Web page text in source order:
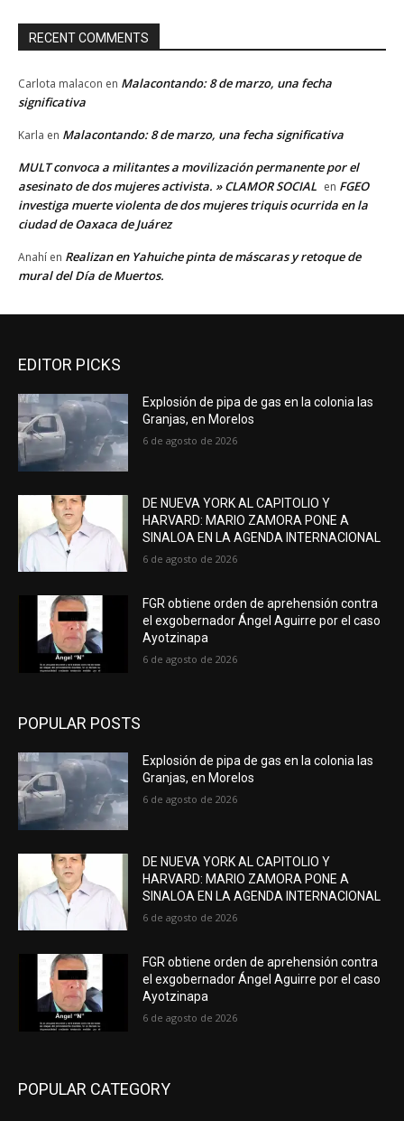
RECENT COMMENTS
Carlota malacon en Malacontando: 8 de marzo, una fecha
significativa
Karla en Malacontando: 8 de marzo, una fecha significativa
MULT convoca a militantes a movilización permanente por el
asesinato de dos mujeres activista. » CLAMOR SOCIAL en FGEO
investiga muerte violenta de dos mujeres triquis ocurrida en la
ciudad de Oaxaca de Juárez
Anahí en Realizan en Yahuiche pinta de máscaras y retoque de
mural del Día de Muertos.
EDITOR PICKS
Explosión de pipa de gas en la colonia las
Granjas, en Morelos
6 de agosto de 2026
DE NUEVA YORK AL CAPITOLIO Y
HARVARD: MARIO ZAMORA PONE A
SINALOA EN LA AGENDA INTERNACIONAL
6 de agosto de 2026
FGR obtiene orden de aprehensión contra
el exgobernador Ángel Aguirre por el caso
Ayotzinapa
6 de agosto de 2026
POPULAR POSTS
Explosión de pipa de gas en la colonia las
Granjas, en Morelos
6 de agosto de 2026
DE NUEVA YORK AL CAPITOLIO Y
HARVARD: MARIO ZAMORA PONE A
SINALOA EN LA AGENDA INTERNACIONAL
6 de agosto de 2026
FGR obtiene orden de aprehensión contra
el exgobernador Ángel Aguirre por el caso
Ayotzinapa
6 de agosto de 2026
POPULAR CATEGORY